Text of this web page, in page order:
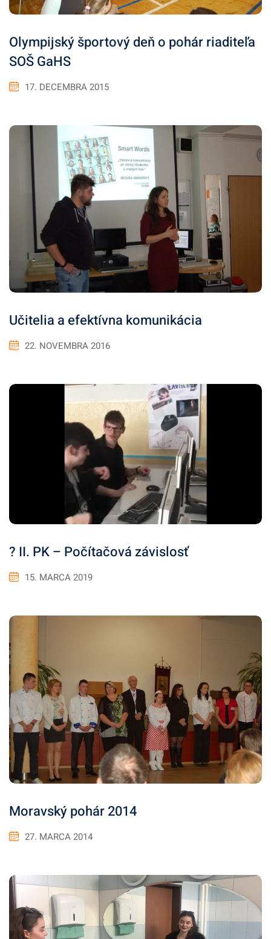
Olympijský športový deň o pohár riaditeľa
SOŠ GaHS
17. DECEMBRA 2015
Učitelia a efektívna komunikácia
22. NOVEMBRA 2016
? II. PK – Počítačová závislosť
15. MARCA 2019
Moravský pohár 2014
27. MARCA 2014